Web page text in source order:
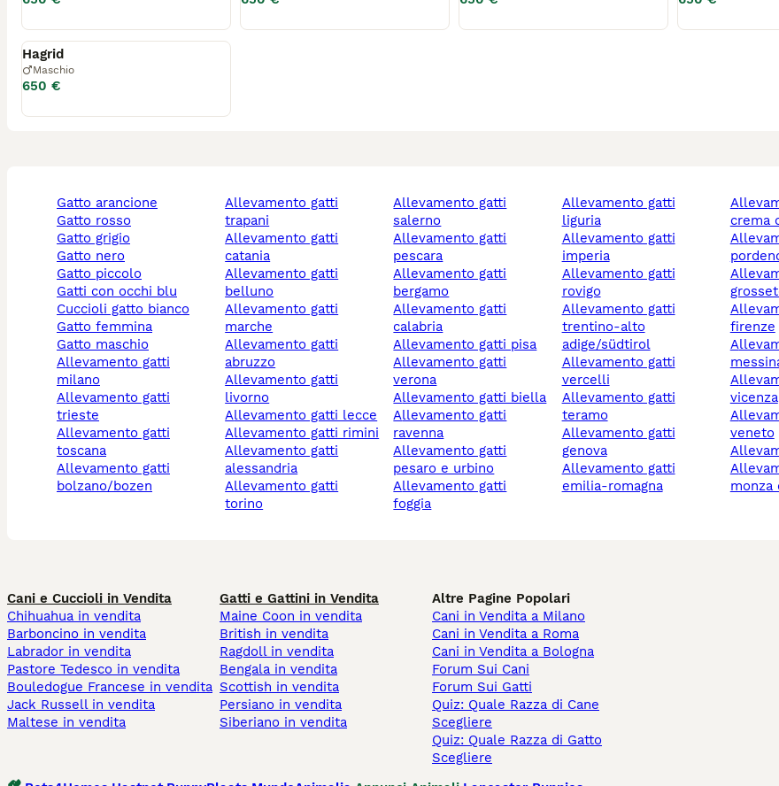
Riservato
Hagrid
Maschio
650 €
gatto arancione
gatto rosso
gatto grigio
gatto nero
gatto piccolo
gatti con occhi blu
cuccioli gatto bianco
gatto femmina
gatto maschio
allevamento gatti
milano
allevamento gatti
trieste
allevamento gatti
toscana
allevamento gatti
bolzano/bozen
allevamento gatti
trapani
allevamento gatti
catania
allevamento gatti
belluno
allevamento gatti
marche
allevamento gatti
abruzzo
allevamento gatti
livorno
allevamento gatti lecce
allevamento gatti rimini
allevamento gatti
alessandria
allevamento gatti
torino
allevamento gatti
salerno
allevamento gatti
pescara
allevamento gatti
bergamo
allevamento gatti
calabria
allevamento gatti pisa
allevamento gatti
verona
allevamento gatti biella
allevamento gatti
ravenna
allevamento gatti
pesaro e urbino
allevamento gatti
foggia
allevamento gatti
liguria
allevamento gatti
imperia
allevamento gatti
rovigo
allevamento gatti
trentino-alto
adige/südtirol
allevamento gatti
vercelli
allevamento gatti
teramo
allevamento gatti
genova
allevamento gatti
emilia-romagna
allevamento gatti
crema
allevamento gatti
allevamento gatti
allevamento gatti
firenze
allevamento gatti
allevamento gatti
vicenza
allevamento gatti
veneto
allevamento gatti
monza
Cani e Cuccioli in Vendita
Chihuahua in vendita
Barboncino in vendita
Labrador in vendita
Pastore Tedesco in vendita
Bouledogue Francese in vendita
Jack Russell in vendita
Maltese in vendita
Gatti e Gattini in Vendita
Maine Coon in vendita
British in vendita
Ragdoll in vendita
Bengala in vendita
Scottish in vendita
Persiano in vendita
Siberiano in vendita
Altre Pagine Popolari
Cani in Vendita a Milano
Cani in Vendita a Roma
Cani in Vendita a Bologna
Forum Sui Cani
Forum Sui Gatti
Quiz: Quale Razza di Cane
Scegliere
Quiz: Quale Razza di Gatto
Scegliere